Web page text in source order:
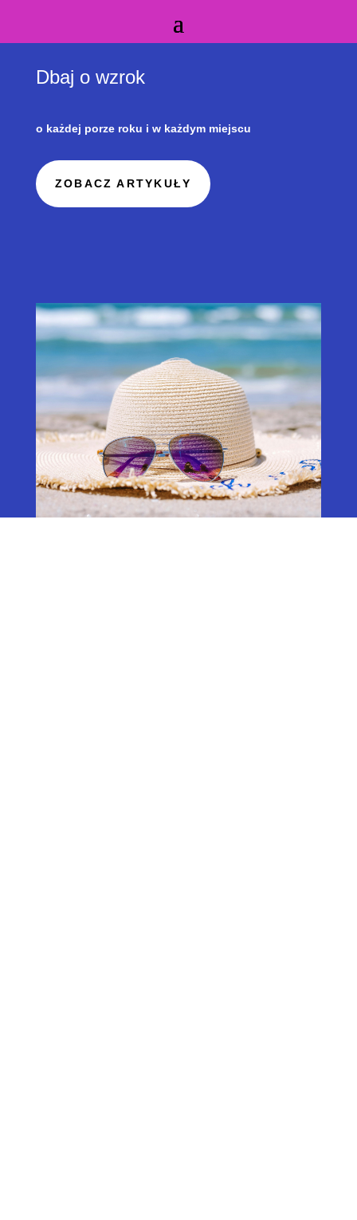
Dbaj o wzrok
o każdej porze roku i w każdym miejscu
ZOBACZ ARTYKUŁY